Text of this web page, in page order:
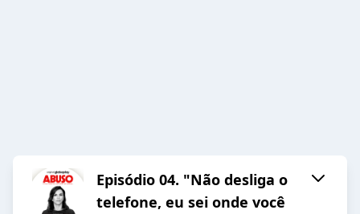
Episódio 04. "Não desliga o
telefone, eu sei onde você